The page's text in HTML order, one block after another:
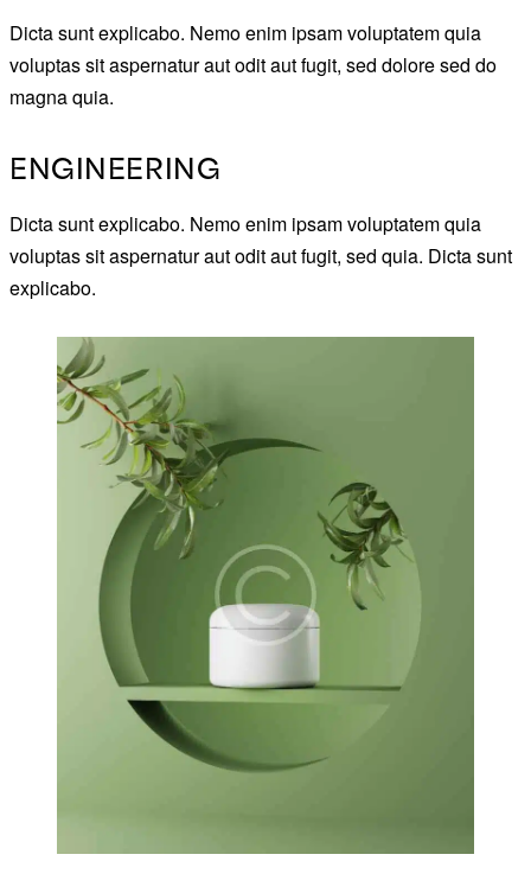
Dicta sunt explicabo. Nemo enim ipsam voluptatem quia
voluptas sit aspernatur aut odit aut fugit, sed dolore sed do
magna quia.
ENGINEERING
Dicta sunt explicabo. Nemo enim ipsam voluptatem quia
voluptas sit aspernatur aut odit aut fugit, sed quia. Dicta sunt
explicabo.